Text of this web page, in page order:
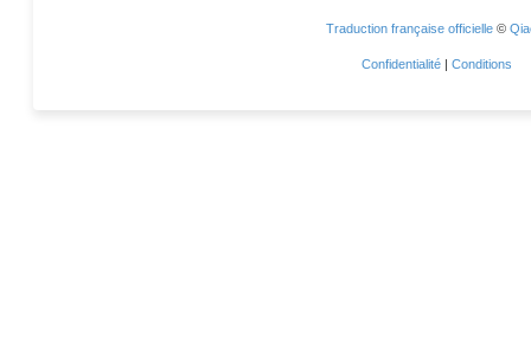
Traduction française officielle©
Confidentialité | Conditions